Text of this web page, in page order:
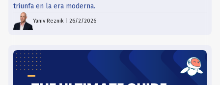
triunfa en la era moderna.
Yaniv Reznik |26/2/2026